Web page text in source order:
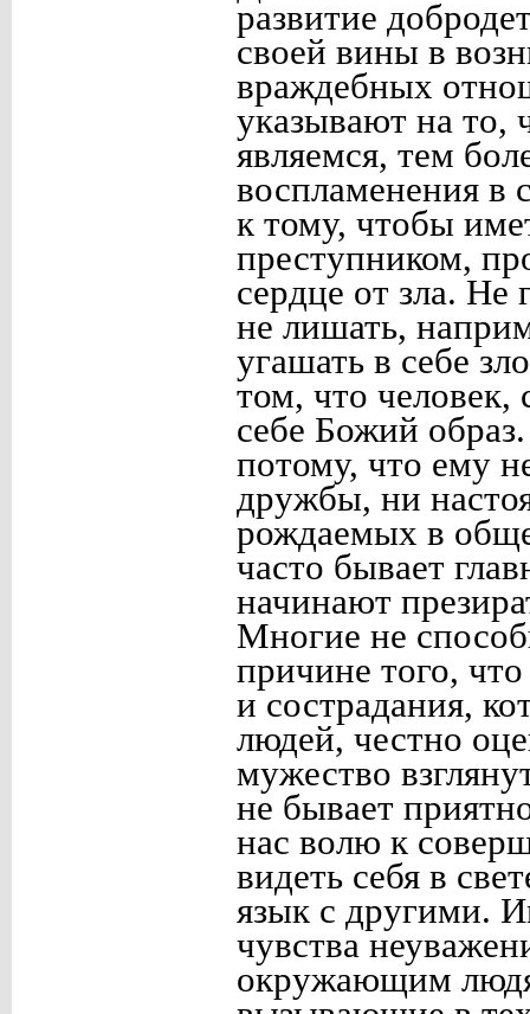
развитие
своей вины в
враждебных
указывают на то,
являемся, тем
воспламенения в
к тому, чтобы
преступником,
сердце от зла. Не
не лишать,
угашать в себе
том, что человек,
себе Божий
потому, что ему
дружбы, ни
рождаемых в
часто бывает
начинают
Многие не
причине того,
и сострадания,
людей, честно
мужество
не бывает
нас волю к
видеть себя в
язык с другими.
чувства
окружающим